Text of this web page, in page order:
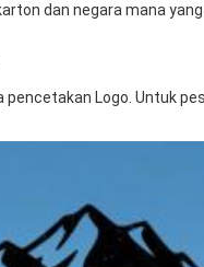
dan negara mana yang
Logo. Untuk